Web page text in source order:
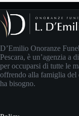
D’Emilio Onoranze
Pescara, è un’agenzia a
per occuparsi di tutte le
offrendo alla famiglia del
ha bisogno.